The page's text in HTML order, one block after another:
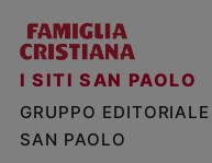
I SITI SAN PAOLO
GRUPPO EDITORIALE
SAN PAOLO